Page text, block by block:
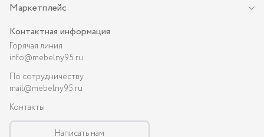
Маркетплейс
Контактная информация
Горячая линия
info@mebelny95.ru
По сотрудничеству
mail@mebelny95.ru
Контакты
Написать нам